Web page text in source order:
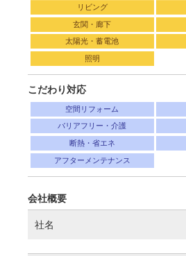
リビング
玄関・廊下
太陽光・蓄電池
照明
こだわり対応
空間リフォーム
バリアフリー・介護
断熱・省エネ
アフターメンテナンス
会社概要
社名